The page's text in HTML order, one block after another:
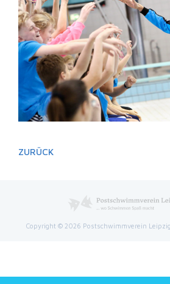
ZURÜCK
Copyright © 2026 Postschwimmverein